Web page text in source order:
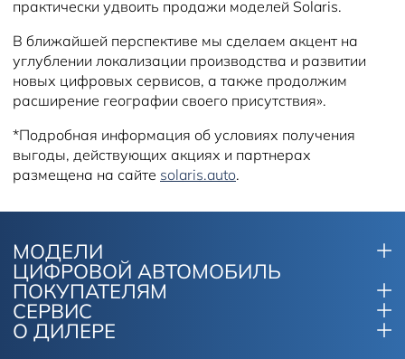
практически удвоить продажи моделей Solaris.
В ближайшей перспективе мы сделаем акцент на
углублении локализации производства и развитии
новых цифровых сервисов, а также продолжим
расширение географии своего присутствия».
*Подробная информация об условиях получения
выгоды, действующих акциях и партнерах
размещена на сайте solaris.auto.
МОДЕЛИ
ЦИФРОВОЙ АВТОМОБИЛЬ
ПОКУПАТЕЛЯМ
СЕРВИС
О ДИЛЕРЕ